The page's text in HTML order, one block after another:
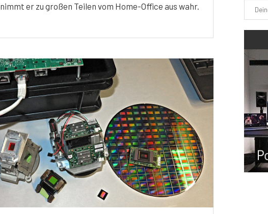
nimmt er zu großen Teilen vom Home-Office aus wahr.